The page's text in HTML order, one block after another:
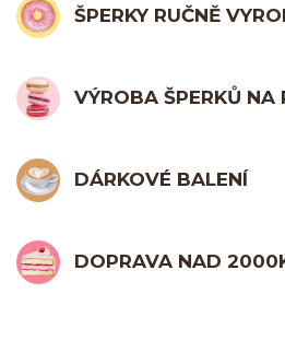
ŠPERKY RUČNĚ
VÝROBA ŠPERKŮ NA
DÁRKOVÉ BALENÍ
DOPRAVA NAD